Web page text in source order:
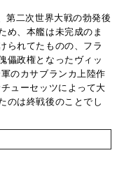
第二次世界大戦の勃発後
め、本艦は未完成のま
られてたものの、フラ
儡政権となったヴィッ
のカサブランカ上陸作
ューセッツによって大
のは終戦後のことでし